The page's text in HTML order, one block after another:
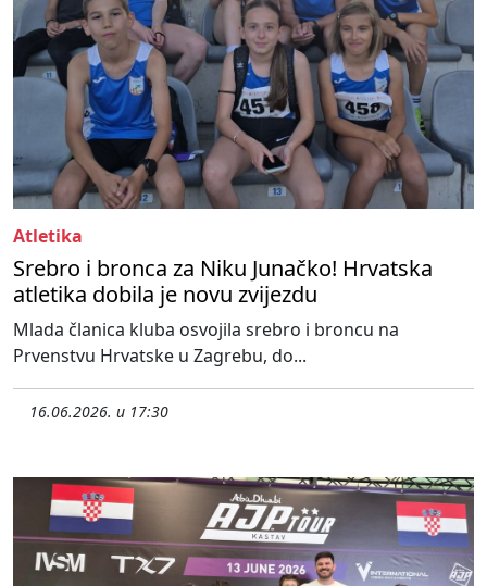
Atletika
Srebro i bronca za Niku Junačko! Hrvatska
atletika dobila je novu zvijezdu
Mlada članica kluba osvojila srebro i broncu na
Prvenstvu Hrvatske u Zagrebu, do...
16.06.2026. u 17:30